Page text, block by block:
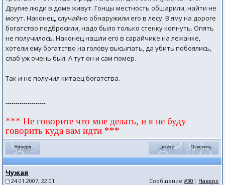
Другие люди в доме живут. Гонцы местность обшарили, найти не
могут. Наконец, случайно обнаружили его в лесу. В яму на дороге
богатство подбросили, надо было только стенку копнуть. Опять
не получилось. Наконец нашли его в сарайчике на лежанке,
хотели ему богатство на голову высыпать, да убить побоялись,
слаб уж очень был. А тут он и сам помер.
Так и не получил китаец богатства.
--------------------
*** Не говорите что мне делать, и я не буду
говорить куда вам идти ***
Чужая
24.01.2007, 22:01 Сообщение#30 | Наверх